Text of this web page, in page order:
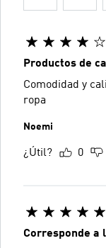
Productos de
Comodidad y
ropa
Noemi
¿Útil? 0
Corresponde a